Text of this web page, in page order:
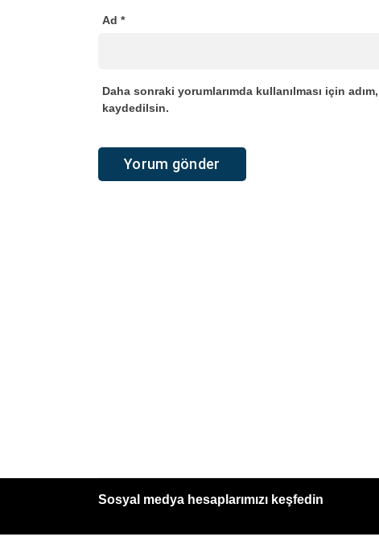
Ad *
Daha sonraki yorumlarımda kullanılması için
kaydedilsin.
Sosyal medya hesaplarımızı keşfedin